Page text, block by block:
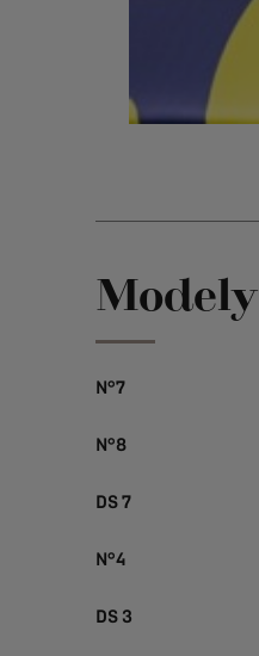
Modely
N°7
N°8
DS 7
N°4
DS 3